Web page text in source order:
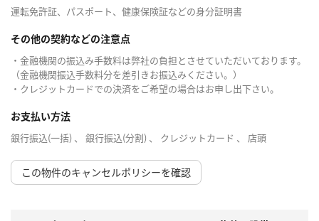
運転免許証、パスポート、健康保険証などの身分証明書
その他の契約などの注意点
・金融機関の振込み手数料は弊社の負担とさせていただいております。
（金融機関振込手数料分を差引きお振込みください。）
・クレジットカードでの決済をご希望の場合はお申し出下さい。
お支払い方法
銀行振込(一括) 、 銀行振込(分割) 、 クレジットカード 、 店頭
この物件のキャンセルポリシーを確認